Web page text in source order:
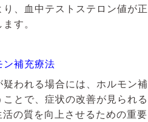
、血中テストステロン値が正
す。
ン補充療法
われる場合には、ホルモン補
とで、症状の改善が見られる
の質を向上させるための重要